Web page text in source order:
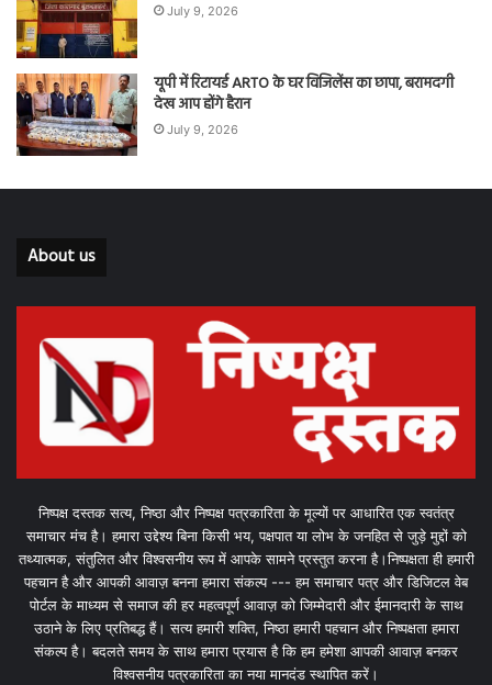
July 9, 2026
यूपी में रिटायर्ड ARTO के घर विजिलेंस का छापा, बरामदगी
देख आप होंगे हैरान
July 9, 2026
About us
निष्पक्ष दस्तक सत्य, निष्ठा और निष्पक्ष पत्रकारिता के मूल्यों पर आधारित एक स्वतंत्र
समाचार मंच है। हमारा उद्देश्य बिना किसी भय, पक्षपात या लोभ के जनहित से जुड़े मुद्दों को
तथ्यात्मक, संतुलित और विश्वसनीय रूप में आपके सामने प्रस्तुत करना है।निष्पक्षता ही हमारी
पहचान है और आपकी आवाज़ बनना हमारा संकल्प --- हम समाचार पत्र और डिजिटल वेब
पोर्टल के माध्यम से समाज की हर महत्वपूर्ण आवाज़ को जिम्मेदारी और ईमानदारी के साथ
उठाने के लिए प्रतिबद्ध हैं। सत्य हमारी शक्ति, निष्ठा हमारी पहचान और निष्पक्षता हमारा
संकल्प है। बदलते समय के साथ हमारा प्रयास है कि हम हमेशा आपकी आवाज़ बनकर
विश्वसनीय पत्रकारिता का नया मानदंड स्थापित करें।